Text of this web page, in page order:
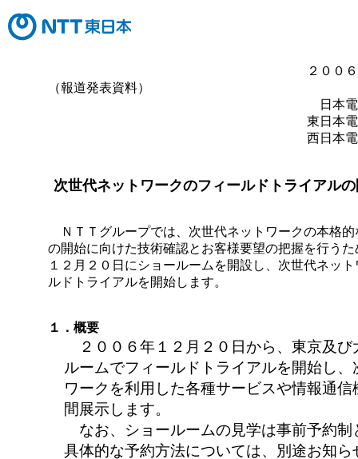
２００
（報道発表資料）
日本
東日本
西日本
次世代ネットワークのフィールドトライアル
ＮＴＴグループでは、次世代ネットワークの本格的
の開始に向けた技術確認とお客様要望の把握を行う
１２月２０日にショールームを開設し、次世代ネッ
ルドトライアルを開始します。
１．概要
２００６年１２月２０日から、東京及び
ルームでフィールドトライアルを開始し、
ワークを利用した各種サービスや情報通信
間展示します。
なお、ショールームの見学は事前予約制
具体的な予約方法については、別途お知ら